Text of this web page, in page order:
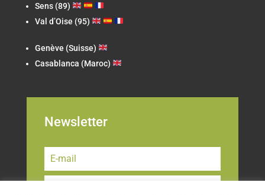
Sens (89)
Val d’Oise (95)
Genève (Suisse)
Casablanca (Maroc)
Newsletter